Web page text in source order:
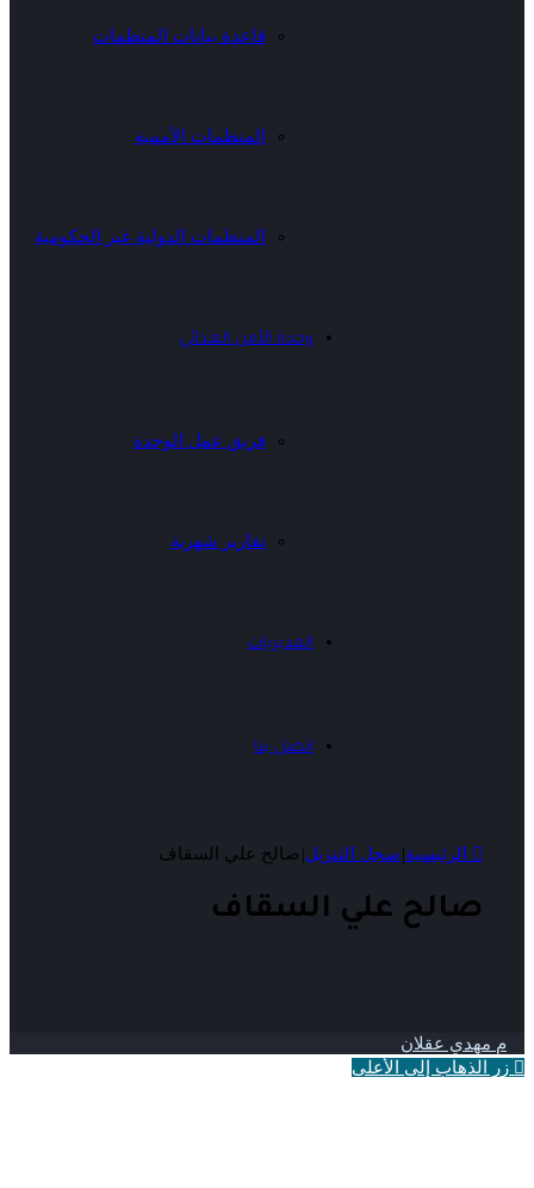
قاعدة بيانات المنظمات
المنظمات الأممية
المنظمات الدولية غير الحكومية
وحدة الأمن الغذائي
فريق عمل الوحدة
تقارير شهرية
المديريات
اتصل بنا
الرئيسية|سجل التنزيل| صالح علي السقاف
صالح علي السقاف
م مهدي عقلان
زر الذهاب إلى الأعلى